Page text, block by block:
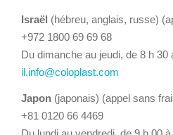
Israël (hébreu, anglais, russe)
+972 1800 69 69 68
Du dimanche au jeudi, de 8 h 30
il.info@coloplast.com
Japon (japonais) (appel sans
+81 0120 66 4469